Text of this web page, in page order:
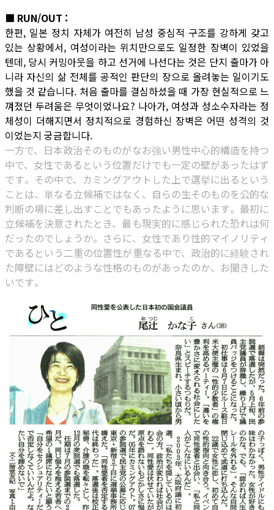
■ RUN/OUT :
한편, 일본 정치 자체가 여전히 남성 중심적 구조를 강하게 갖고
있는 상황에서, 여성이라는 위치만으로도 일정한 장벽이 있었을
텐데, 당시 커밍아웃을 하고 선거에 나선다는 것은 단지 출마가 아
니라 자신의 삶 전체를 공적인 판단의 장으로 올려놓는 일이기도
했을 것 같습니다. 처음 출마를 결심하셨을 때 가장 현실적으로 느
껴졌던 두려움은 무엇이었나요? 나아가, 여성과 성소수자라는 정
체성이 더해지면서 정치적으로 경험하신 장벽은 어떤 성격의 것
이었는지 궁금합니다.
一方で、日本政治そのものがなお強い男性中心的構造を持つ
中で、女性であるという位置だけでも一定の壁があったはず
です。その中で、カミングアウトした上で選挙に出るという
ことは、単なる立候補ではなく、自らの生そのものを公的な
判断の場に差し出すことでもあったように思います。最初に
立候補を決意されたとき、最も現実的に感じられた恐れは何
だったのでしょうか。さらに、女性であり性的マイノリティ
であるという二重の位置性が重なる中で、政治的に経験され
た障壁にはどのような性格のものがあったのか、お聞きした
いです。